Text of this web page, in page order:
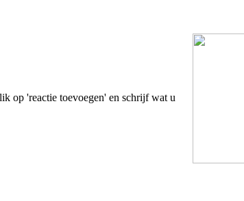
op 'reactie toevoegen' en schrijf wat u